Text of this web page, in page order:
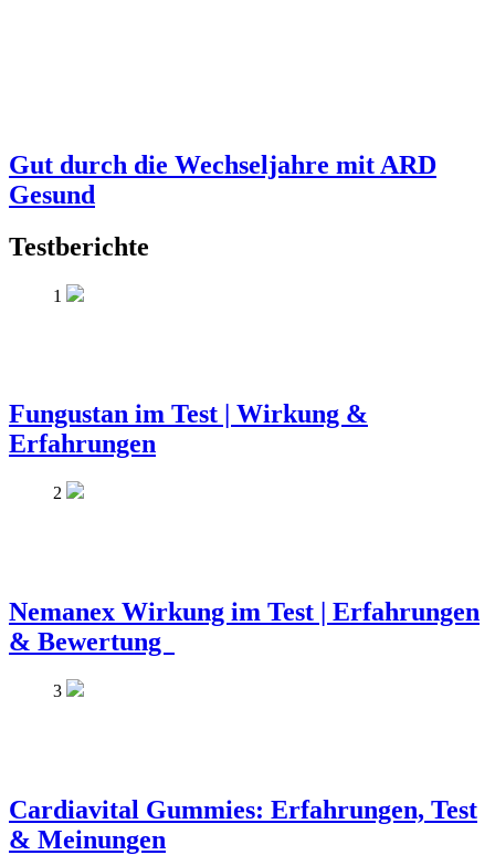
Gut durch die Wechseljahre mit ARD
Gesund
Testberichte
1
Fungustan im Test | Wirkung &
Erfahrungen
2
Nemanex Wirkung im Test | Erfahrungen
& Bewertung
3
Cardiavital Gummies: Erfahrungen, Test
& Meinungen